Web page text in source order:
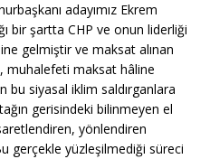
adayımız Ekrem
bir şartta CHP ve onun liderliği
gelmiştir ve maksat alınan
muhalefeti maksat hâline
bu siyasal iklim saldırganlara
gerisindeki bilinmeyen el
yönlendiren
gerçekle yüzleşilmediği süreci